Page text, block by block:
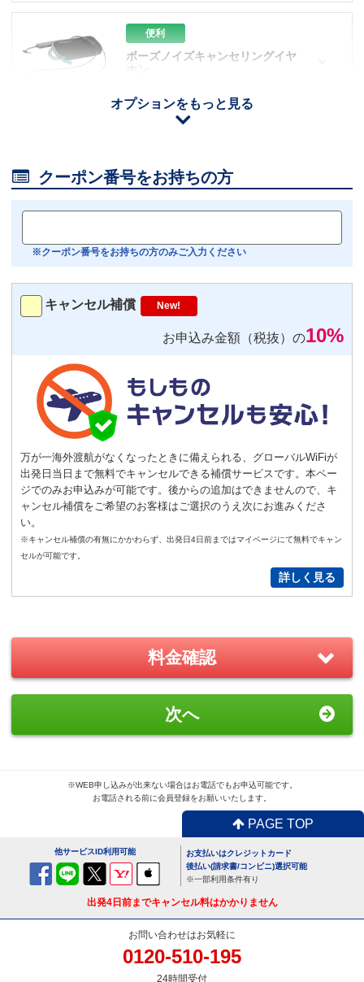
オプションをもっと見る
便利
ボーズノイズキャンセリングイヤ
ホン
－
おすすめ
Bluetoothイヤホン対応
トランスミッター
－ 0
気圧コントロール機能付き耳栓
1,540円（税込）/個
通常
Sサイズ － 0 ＋
New!
おすすめ
ルセット
1,870円/日（税込）
USBx4ポートACアダプター
110円/日（税込）
－ 0 ＋
便利
 クーポン番号をお持ちの方
※クーポン番号をお持ちの方のみご入力ください
キャンセル補償 New!
お申込み金額（税抜）の10%
万が一海外渡航がなくなったときに備えられる、グローバルWiFiが
出発日当日まで無料でキャンセルできる補償サービスです。本ペー
ジでのみお申込みが可能です。後からの追加はできませんので、キ
ャンセル補償をご希望のお客様はご選択のうえ次にお進みくださ
い。
※キャンセル補償の有無にかかわらず、出発日4日前まではマイページにて無料でキャン
セルが可能です。
詳しく見る
料金確認
次へ
※WEB申し込みが出来ない場合はお電話でもお申込可能です。
お電話される前に会員登録をお願いいたします。
PAGE TOP
他サービスID利用可能
お支払いはクレジットカード
後払い(請求書/コンビニ)選択可能
※一部利用条件有り
出発4日前までキャンセル料はかかりません
お問い合わせはお気軽に
0120-510-195
24時間受付